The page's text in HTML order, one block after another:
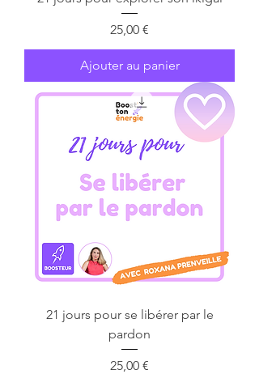
Prix
25,00 €
Ajouter au panier
21 jours pour se libérer par le
pardon
Prix
25,00 €